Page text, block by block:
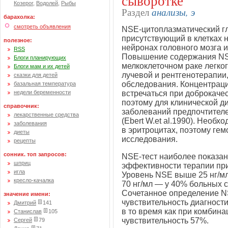
Козерог, Водолей Рыбы
барахолка:
смотреть объявления
полезное:
RSS
Блоги планирующих
Блоги мам и их детей
сказки для детей
базальная температура
недели беременности
справочник:
лекарственные средства
заболевания
диеты
рецепты
сонник. топ запросов:
шприц
игла
кресло-качалка
значение имени:
Дмитрий
141
Станислав
105
Сергей
79
Разделанализы, э
NSE-цитоплазматический
присутствующий в клетках
нейронах головного мозга
Повышение содержания
мелкоклеточном раке
лучевой и
обследования.
встречаться при
поэтому для клинической
заболеваний
(Ebert W.et al.1990).
в эритроцитах, поэтому
исследования.
NSE-тест наиболее
эффективности терапии
Уровень NSE выше 25 нг/
70 нг/мл — у 40% больных
Сочетанное определение
чувствительность
в то время как при
чувствительность 57%.